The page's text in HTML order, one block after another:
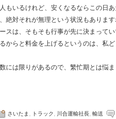
もいるけれど、安くなるならこの日
絶対それが無理という状況もありま
スは、そもそも行事が先に決まって
からと料金を上げるというのは、私
には限りがあるので、繁忙期とは悩
さいたま トラック 川合運輸社長 輸送